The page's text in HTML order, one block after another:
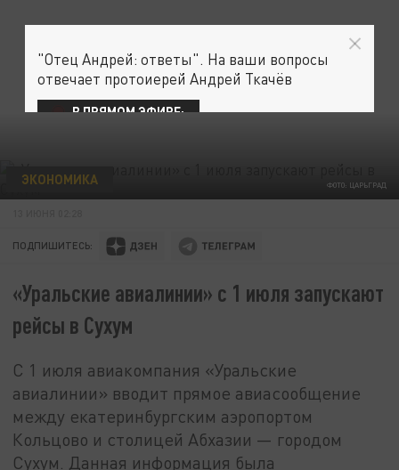
ФОТО: ЦАРЬГРАД
ЭКОНОМИКА
ПОДПИШИТЕСЬ:
«Уральские авиалинии» с 1 июля запускают
рейсы в Сухум
С 1 июля авиакомпания «Уральские
авиалинии» вводит прямое авиасообщение
между екатеринбургским аэропортом
Кольцово и столицей Абхазии — городом
Сухум. Данная информация была
"Отец Андрей: ответы". На ваши вопросы
отвечает протоиерей Андрей Ткачёв
В ПРЯМОМ ЭФИРЕ: